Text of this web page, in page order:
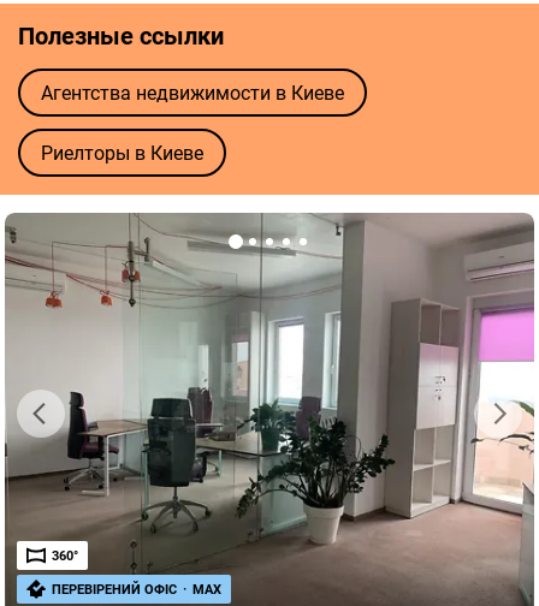
Полезные ссылки
Агентства недвижимости в Киеве
Риелторы в Киеве
360°
ПЕРЕВІРЕНИЙ ОФІС · MAX